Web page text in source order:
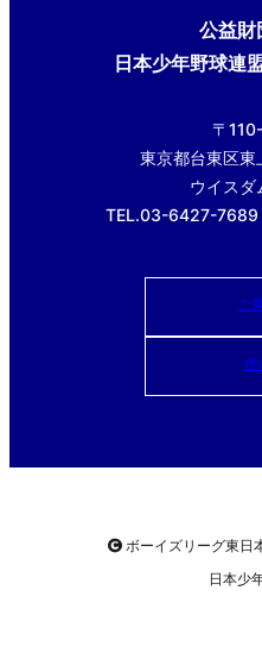
公益
日本少年野球連
〒
東京都台東区
ウイスダ
TEL.03-6427-
ご
使
ボーイズリーグ東日
日本少